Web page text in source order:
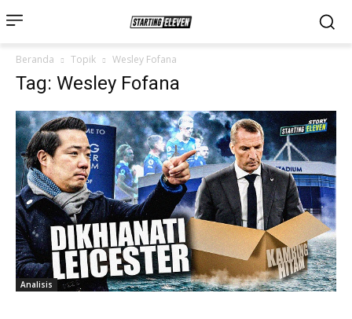
Beranda Topik Wesley Fofana
Tag: Wesley Fofana
Analisis